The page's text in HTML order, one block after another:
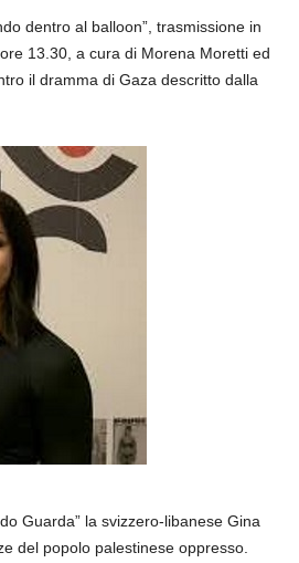
dentro al balloon”, trasmissione in
13.30, a cura di Morena Moretti ed
il dramma di Gaza descritto dalla
Guarda” la svizzero-libanese Gina
del popolo palestinese oppresso.